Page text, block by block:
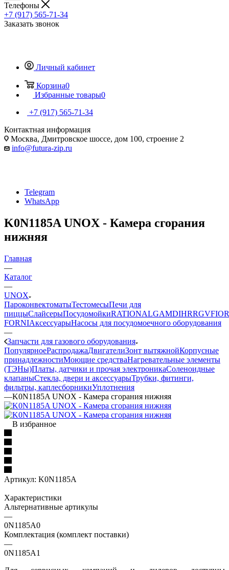
Телефоны
+7 (917) 565-71-34
Заказать звонок
Личный кабинет
Корзина0
Избранные товары0
+7 (917) 565-71-34
Контактная информация
Москва, Дмитровское шоссе, дом 100, строение 2
info@futura-zip.ru
Telegram
WhatsApp
K0N1185A UNOX - Камера сгорания
нижняя
Главная
—
Каталог
—
UNOX
ПароконвектоматыТестомесыПечи для
пиццыСлайсерыПосудомойкиRATIONALGAMDIHRRGV
FORNIАксессуарыНасосы для посудомоечного оборудования
—
Запчасти для газового оборудования
ПопулярноеРаспродажаДвигателиЗонт вытяжнойКорпусные
принадлежностиМоющие средстваНагревательные элементы
(ТЭНы)Платы, датчики и прочая электроникаСоленоидные
клапаныСтекла, двери и аксессуарыТрубки, фитинги,
фильтры, каплесборникиУплотнения
—K0N1185A UNOX - Камера сгорания нижняя
В избранное
Артикул: K0N1185A
Характеристики
Альтернативные артикулы
—
0N1185A0
Комплектация (комплект поставки)
—
0N1185A1